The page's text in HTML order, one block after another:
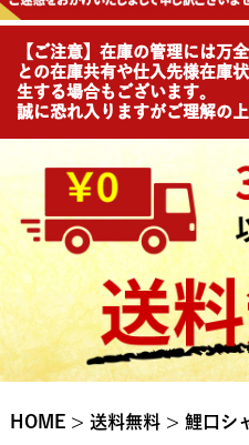
【ご注意】在庫の管理には万
との在庫共有や仕入先様在庫
生する場合もございます。
誠に恐れ入りますがご理解の
HOME 送料無料 鯉口シ